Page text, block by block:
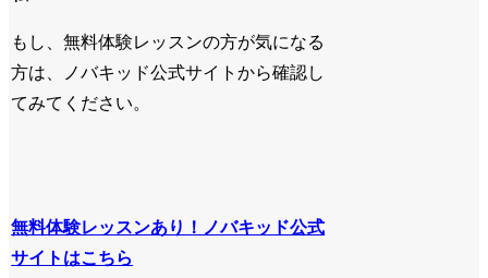
もし、無料体験レッスンの方が気になる
方は、ノバキッド公式サイトから確認し
てみてください。
無料体験レッスンあり！ノバキッド公式
サイトはこちら